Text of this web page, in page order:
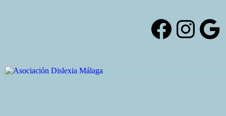
Alternar